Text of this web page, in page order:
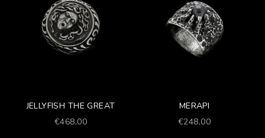
JELLYFISH THE GREAT
Prezzo scontato
€468,00
MERAPI
Prezzo scontato
€248,00